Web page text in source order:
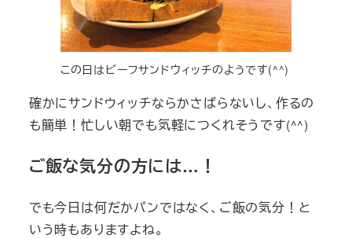
この日はビーフサンドウィッチのようです(^^)
確かにサンドウィッチならかさばらないし、作るの
も簡単！忙しい朝でも気軽につくれそうです(^^)
ご飯な気分の方には…！
でも今日は何だかパンではなく、ご飯の気分！と
いう時もありますよね。